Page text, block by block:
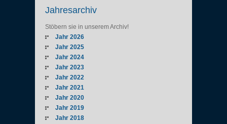
Jahresarchiv
Stöbern sie in unserem Archiv!
Jahr 2026
Jahr 2025
Jahr 2024
Jahr 2023
Jahr 2022
Jahr 2021
Jahr 2020
Jahr 2019
Jahr 2018